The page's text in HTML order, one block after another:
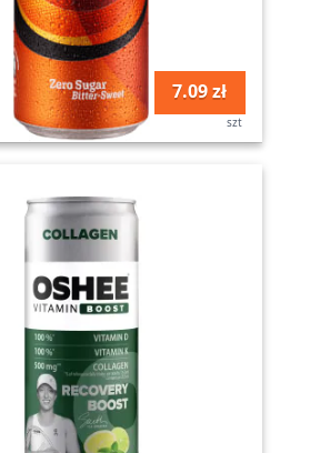
7.09 zł
szt